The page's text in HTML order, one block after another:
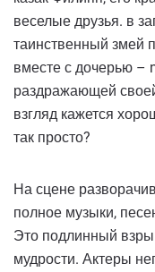
веселые друзья. в
таинственный змей
вместе с дочерью –
раздражающей
взгляд кажется
так просто?
На сцене
полное музыки,
Это подлинный
мудрости. Актеры